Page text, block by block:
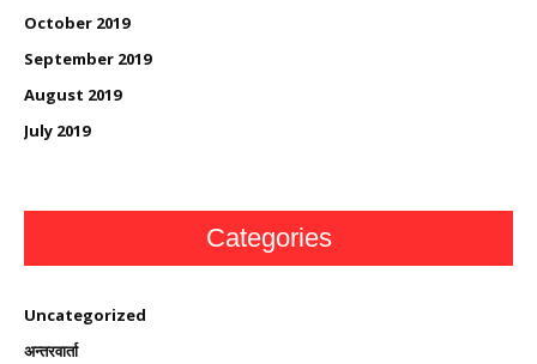
October 2019
September 2019
August 2019
July 2019
Categories
Uncategorized
अन्तरवार्ता